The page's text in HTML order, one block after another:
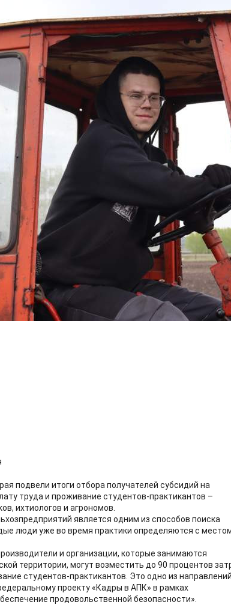
подвели итоги отбора получателей субсидий на
труда и проживание студентов-практикантов –
ихтиологов и агрономов.
является одним из способов поиска
люди уже во время практики определяются с
и организации, которые занимаются
территории, могут возместить до 90 процентов
студентов-практикантов. Это одно из
проекту «Кадры в АПК» в рамках
продовольственной безопасности».